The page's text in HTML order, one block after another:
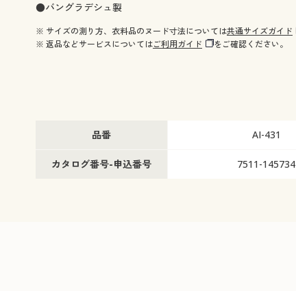
●バングラデシュ製
※ サイズの測り方、衣料品のヌード寸法については共通サイズガイド
※ 返品などサービスについてはご利用ガイド をご確認ください。
品番 AI-431
カタログ番号-申込番号 7511-145734